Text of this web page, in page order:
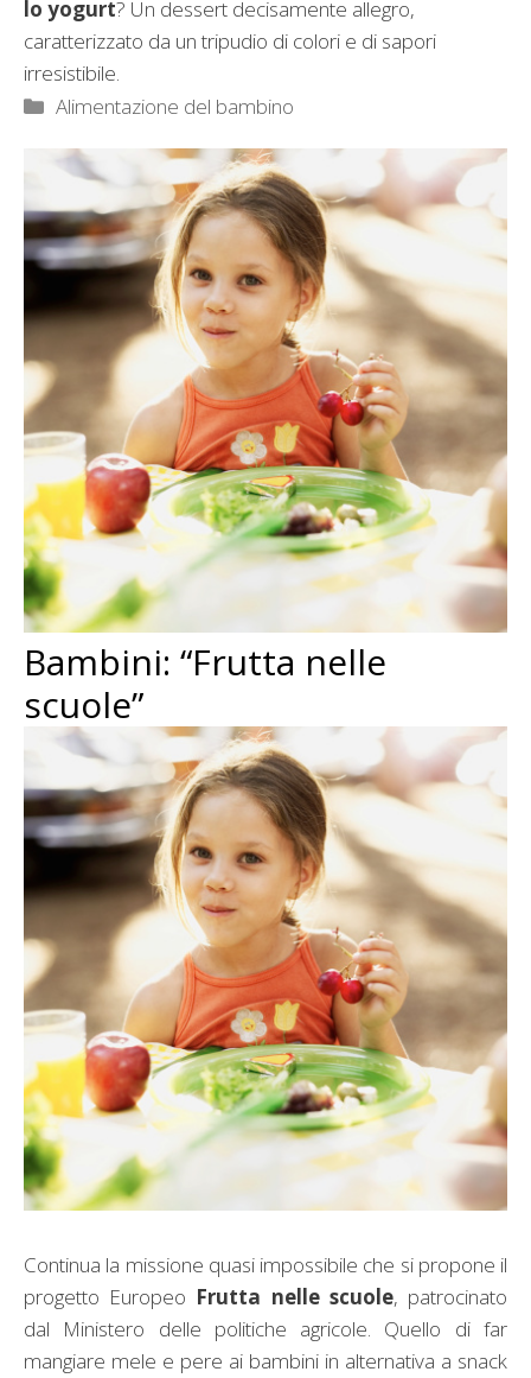
lo yogurt? Un dessert decisamente allegro,
caratterizzato da un tripudio di colori e di sapori
irresistibile.
Categorie
Alimentazione del bambino
Bambini: “Frutta nelle
scuole”
Continua la missione quasi impossibile che si propone il
progetto Europeo Frutta nelle scuole, patrocinato
dal Ministero delle politiche agricole. Quello di far
mangiare mele e pere ai bambini in alternativa a snack